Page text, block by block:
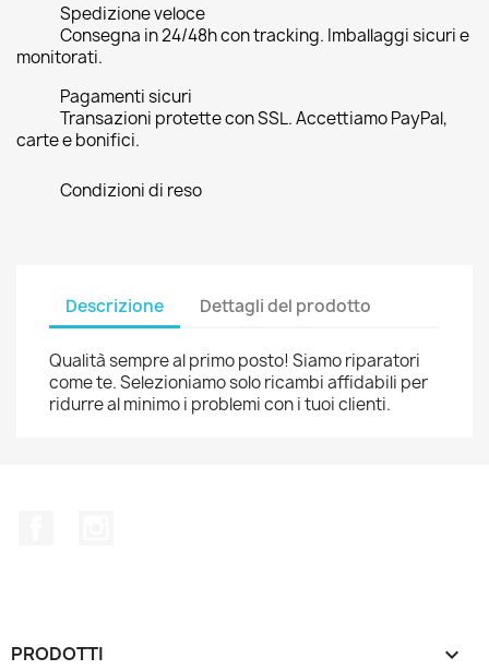
Spedizione veloce
Consegna in 24/48h con tracking. Imballaggi sicuri e
monitorati.
Pagamenti sicuri
Transazioni protette con SSL. Accettiamo PayPal,
carte e bonifici.
Condizioni di reso
Descrizione Dettagli del prodotto
Qualità sempre al primo posto! Siamo riparatori
come te. Selezioniamo solo ricambi affidabili per
ridurre al minimo i problemi con i tuoi clienti.
PRODOTTI 